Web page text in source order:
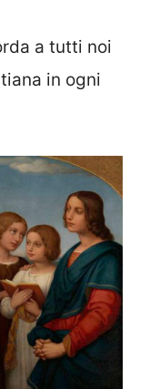
a tutti noi
in ogni